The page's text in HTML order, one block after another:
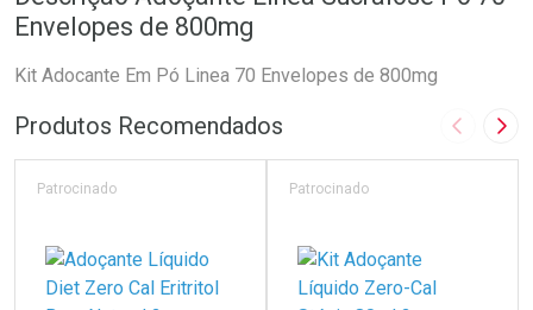
Envelopes de 800mg
Kit Adocante Em Pó Linea 70 Envelopes de 800mg
Produtos Recomendados Imagem
Patrocinado Patrocinado